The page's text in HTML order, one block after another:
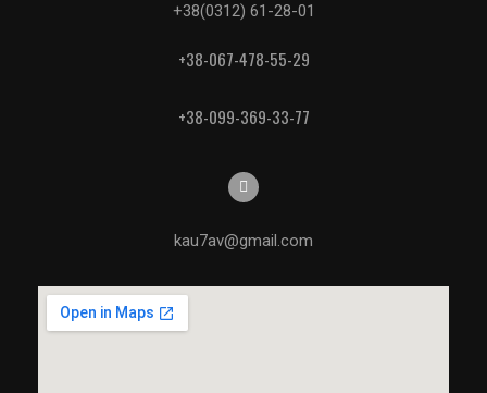
+38(0312) 61-28-01
+38-067-478-55-29
+38-099-369-33-77
kau7av@gmail.com